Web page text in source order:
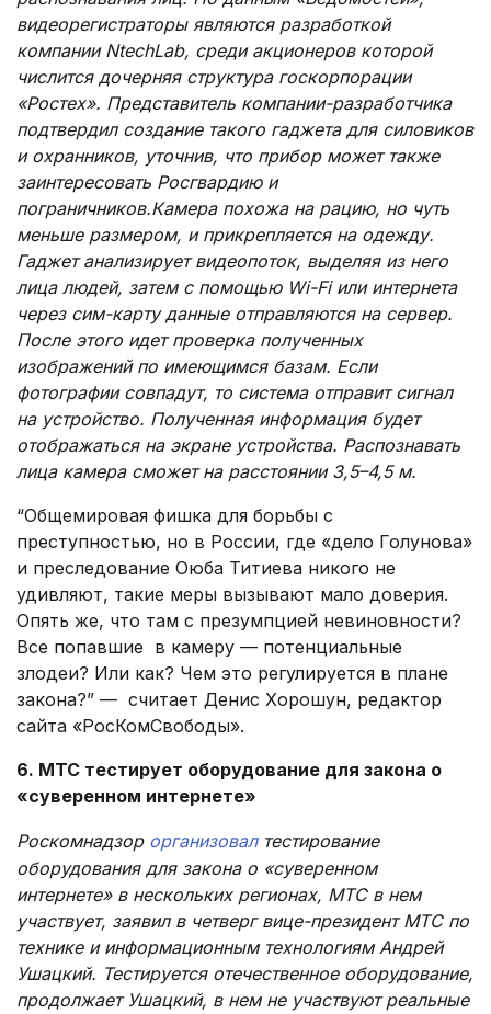
видеорегистраторы являются разработкой
компании NtechLab, среди акционеров которой
числится дочерняя структура госкорпорации
«Ростех». Представитель компании-разработчика
подтвердил создание такого гаджета для силовиков
и охранников, уточнив, что прибор может также
заинтересовать Росгвардию и
пограничников.Камера похожа на рацию, но чуть
меньше размером, и прикрепляется на одежду.
Гаджет анализирует видеопоток, выделяя из него
лица людей, затем с помощью Wi-Fi или интернета
через сим-карту данные отправляются на сервер.
После этого идет проверка полученных
изображений по имеющимся базам. Если
фотографии совпадут, то система отправит сигнал
на устройство. Полученная информация будет
отображаться на экране устройства. Распознавать
лица камера сможет на расстоянии 3,5–4,5 м.
“Общемировая фишка для борьбы с
преступностью, но в России, где «дело Голунова»
и преследование Оюба Титиева никого не
удивляют, такие меры вызывают мало доверия.
Опять же, что там с презумпцией невиновности?
Все попавшие в камеру — потенциальные
злодеи? Или как? Чем это регулируется в плане
закона?” — считает Денис Хорошун, редактор
сайта «РосКомСвободы».
6. МТС тестирует оборудование для закона о
«суверенном интернете»
Роскомнадзор организовалтестирование
оборудования для закона о «суверенном
интернете» в нескольких регионах, МТС в нем
участвует, заявил в четверг вице-президент МТС по
технике и информационным технологиям Андрей
Ушацкий. Тестируется отечественное оборудование,
продолжает Ушацкий, в нем не участвуют реальные